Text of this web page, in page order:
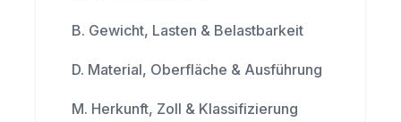
B. Gewicht, Lasten & Belastbarkeit
D. Material, Oberfläche & Ausführung
M. Herkunft, Zoll & Klassifizierung